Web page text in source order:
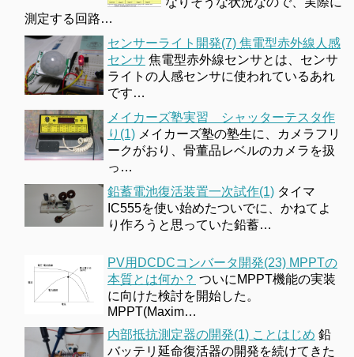
測定する回路…
センサーライト開発(7) 焦電型赤外線人感
センサ 焦電型赤外線センサとは、センサ
ライトの人感センサに使われているあれ
です…
メイカーズ塾実習 シャッターテスタ作
り(1) メイカーズ塾の塾生に、カメラフリ
ークがおり、骨董品レベルのカメラを扱
っ…
鉛蓄電池復活装置一次試作(1) タイマ
IC555を使い始めたついでに、かねてよ
り作ろうと思っていた鉛蓄…
PV用DCDCコンバータ開発(23) MPPTの
本質とは何か？ ついにMPPT機能の実装
に向けた検討を開始した。
MPPT(Maxim…
内部抵抗測定器の開発(1) ことはじめ 鉛
バッテリ延命復活器の開発を続けてきた